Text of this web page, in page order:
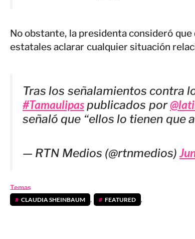
No obstante, la presidenta consideró
estatales aclarar cualquier situación
Tras los señalamientos contra
#Tamaulipas publicados por
señaló que “ellos lo tienen que
— RTN Medios (@rtnmedios)
Temas
CLAUDIA SHEINBAUM , FEATURED ,